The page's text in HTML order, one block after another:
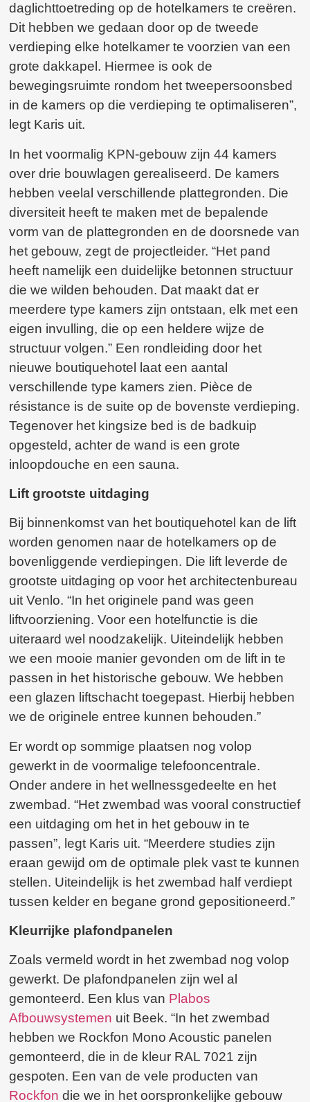
daglichttoetreding op de hotelkamers te creëren.
Dit hebben we gedaan door op de tweede
verdieping elke hotelkamer te voorzien van een
grote dakkapel. Hiermee is ook de
bewegingsruimte rondom het tweepersoonsbed
in de kamers op die verdieping te optimaliseren”,
legt Karis uit.
In het voormalig KPN-gebouw zijn 44 kamers
over drie bouwlagen gerealiseerd. De kamers
hebben veelal verschillende plattegronden. Die
diversiteit heeft te maken met de bepalende
vorm van de plattegronden en de doorsnede van
het gebouw, zegt de projectleider. “Het pand
heeft namelijk een duidelijke betonnen structuur
die we wilden behouden. Dat maakt dat er
meerdere type kamers zijn ontstaan, elk met een
eigen invulling, die op een heldere wijze de
structuur volgen.” Een rondleiding door het
nieuwe boutiquehotel laat een aantal
verschillende type kamers zien. Pièce de
résistance is de suite op de bovenste verdieping.
Tegenover het kingsize bed is de badkuip
opgesteld, achter de wand is een grote
inloopdouche en een sauna.
Lift grootste uitdaging
Bij binnenkomst van het boutiquehotel kan de lift
worden genomen naar de hotelkamers op de
bovenliggende verdiepingen. Die lift leverde de
grootste uitdaging op voor het architectenbureau
uit Venlo. “In het originele pand was geen
liftvoorziening. Voor een hotelfunctie is die
uiteraard wel noodzakelijk. Uiteindelijk hebben
we een mooie manier gevonden om de lift in te
passen in het historische gebouw. We hebben
een glazen liftschacht toegepast. Hierbij hebben
we de originele entree kunnen behouden.”
Er wordt op sommige plaatsen nog volop
gewerkt in de voormalige telefooncentrale.
Onder andere in het wellnessgedeelte en het
zwembad. “Het zwembad was vooral constructief
een uitdaging om het in het gebouw in te
passen”, legt Karis uit. “Meerdere studies zijn
eraan gewijd om de optimale plek vast te kunnen
stellen. Uiteindelijk is het zwembad half verdiept
tussen kelder en begane grond gepositioneerd.”
Kleurrijke plafondpanelen
Zoals vermeld wordt in het zwembad nog volop
gewerkt. De plafondpanelen zijn wel al
gemonteerd. Een klus van Plabos
Afbouwsystemen uit Beek. “In het zwembad
hebben we Rockfon Mono Acoustic panelen
gemonteerd, die in de kleur RAL 7021 zijn
gespoten. Een van de vele producten van
Rockfon die we in het oorspronkelijke gebouw